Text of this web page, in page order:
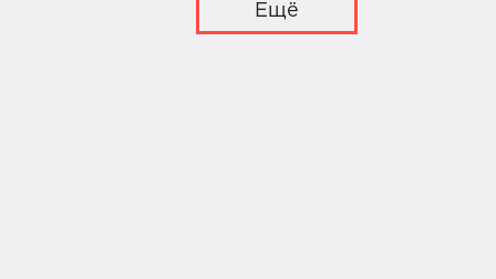
Ещё